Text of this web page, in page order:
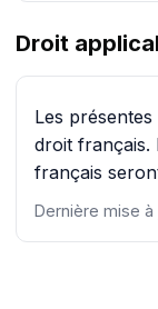
Droit
Les
droit français.
français
Dernière mise à